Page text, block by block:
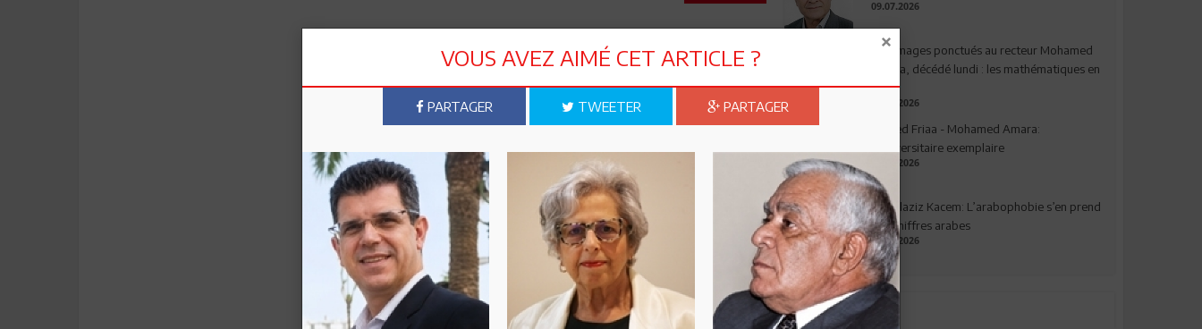
09.07.2026
Hommages ponctués au recteur Mohamed
Amara, décédé lundi : les mathématiques en
deuil
03.08.2026
Ahmed Friaa - Mohamed Amara:
l’Universitaire exemplaire
04.08.2026
Abdelaziz Kacem: L’arabophobie s’en prend
aux chiffres arabes
09.07.2026
VOUS AVEZ AIMÉ CET ARTICLE ?
PARTAGER TWEETER PARTAGER